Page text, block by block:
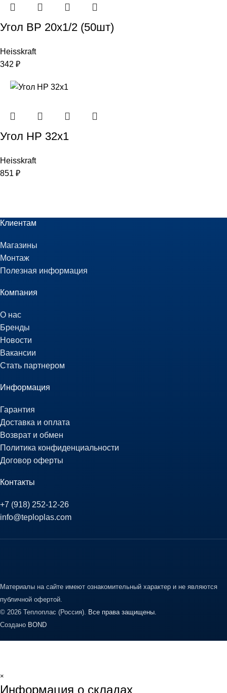
Угол ВР 20х1/2 (50шт)
Heisskraft
342 ₽
Угол НР 32х1
Heisskraft
851 ₽
Клиентам
Магазины
Монтаж
Полезная информация
Компания
О нас
Бренды
Новости
Вакансии
Стать партнером
Информация
Гарантия
Доставка и оплата
Возврат и обмен
Политика конфиденциальности
Договор оферты
Контакты
+7 (918) 252-12-26
info@teploplas.com
Материалы на сайте имеют ознакомительный характер и не являются
публичной офертой.
© 2026 Теплоплас (Россия). Все права защищены.
Создано BOND
×
Информация о складах